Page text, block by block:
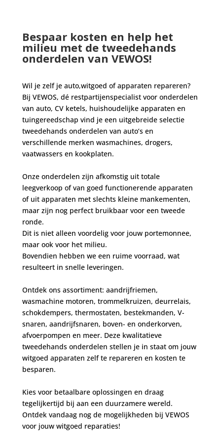
Bespaar kosten en help het
milieu met de tweedehands
onderdelen van VEWOS!
Wil je zelf je auto,witgoed of apparaten repareren?
Bij VEWOS, dé restpartijenspecialist voor onderdelen
van auto, CV ketels, huishoudelijke apparaten en
tuingereedschap vind je een uitgebreide selectie
tweedehands onderdelen van auto’s en
verschillende merken wasmachines, drogers,
vaatwassers en kookplaten.
Onze onderdelen zijn afkomstig uit totale
leegverkoop of van goed functionerende apparaten
of uit apparaten met slechts kleine mankementen,
maar zijn nog perfect bruikbaar voor een tweede
ronde.
Dit is niet alleen voordelig voor jouw portemonnee,
maar ook voor het milieu.
Bovendien hebben we een ruime voorraad, wat
resulteert in snelle leveringen.
Ontdek ons assortiment: aandrijfriemen,
wasmachine motoren, trommelkruizen, deurrelais,
schokdempers, thermostaten, bestekmanden, V-
snaren, aandrijfsnaren, boven- en onderkorven,
afvoerpompen en meer. Deze kwalitatieve
tweedehands onderdelen stellen je in staat om jouw
witgoed apparaten zelf te repareren en kosten te
besparen.
Kies voor betaalbare oplossingen en draag
tegelijkertijd bij aan een duurzamere wereld.
Ontdek vandaag nog de mogelijkheden bij VEWOS
voor jouw witgoed reparaties!